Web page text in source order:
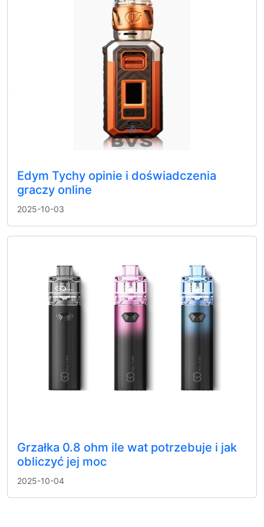
Edym Tychy opinie i doświadczenia
graczy online
2025-10-03
Grzałka 0.8 ohm ile wat potrzebuje i jak
obliczyć jej moc
2025-10-04